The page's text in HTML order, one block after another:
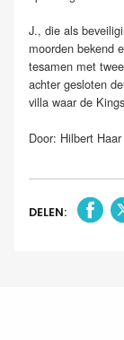
J., die als
moorden bekend
tesamen met
achter gesloten
villa waar de
Door: Hilbert Haar
DELEN: